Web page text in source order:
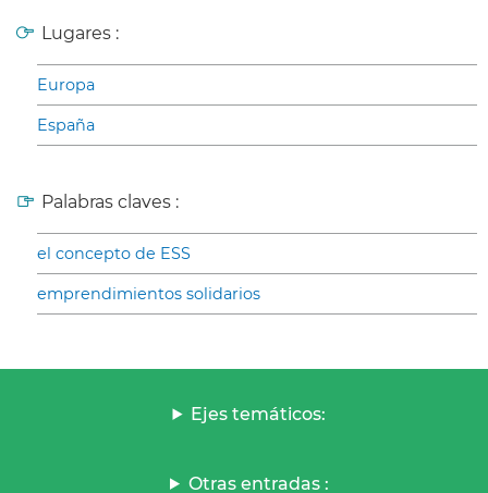
Lugares :
Europa
España
Palabras claves :
el concepto de ESS
emprendimientos solidarios
Ejes temáticos:
Otras entradas :